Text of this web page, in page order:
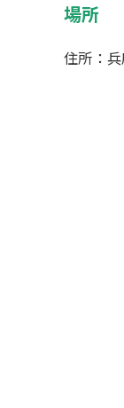
場所
住所：